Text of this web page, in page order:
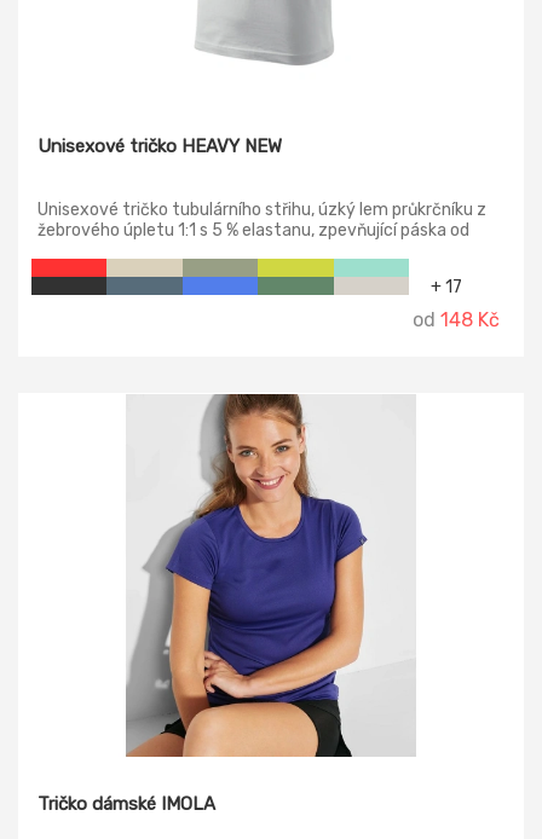
Unisexové tričko HEAVY NEW
Unisexové tričko tubulárního střihu, úzký lem průkrčníku z
žebrového úpletu 1:1 s 5 % elastanu, zpevňující páska od
+ 17
od 148 Kč
Tričko dámské IMOLA